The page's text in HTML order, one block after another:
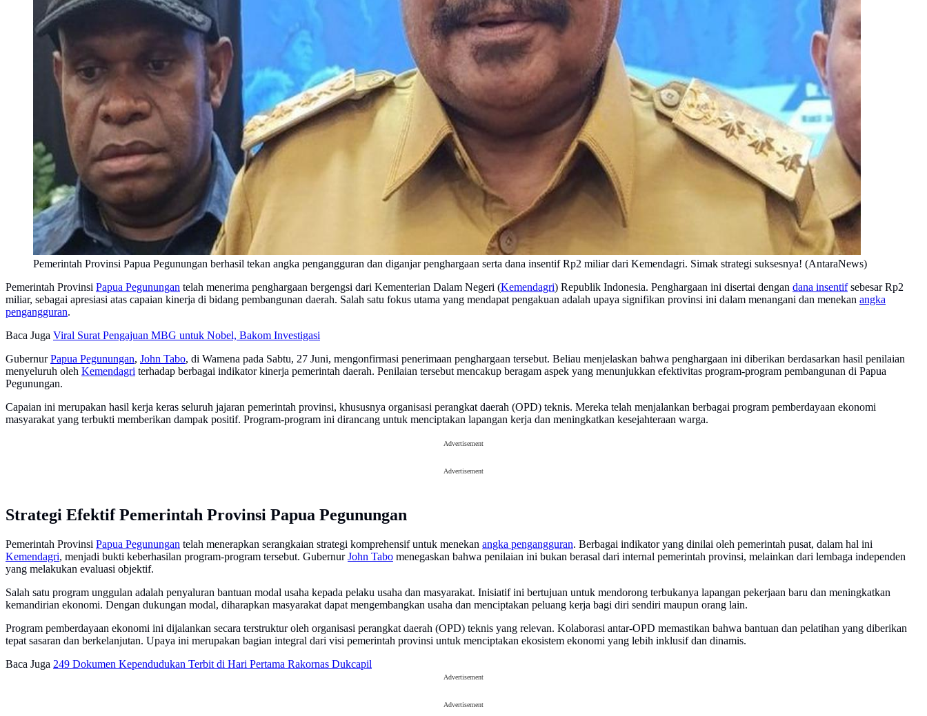
Pemerintah Provinsi Papua Pegunungan berhasil tekan angka pengangguran dan diganjar penghargaan serta dana insentif Rp2 miliar dari Kemendagri. Simak strategi suksesnya! (AntaraNews)
Pemerintah Provinsi Papua Pegunungan telah menerima penghargaan bergengsi dari Kementerian Dalam Negeri (Kemendagri) Republik Indonesia. Penghargaan ini disertai dengan dana insentifsebesar Rp2
miliar, sebagai apresiasi atas capaian kinerja di bidang pembangunan daerah. Salah satu fokus utama yang mendapat pengakuan adalah upaya signifikan provinsi ini dalam menangani dan menekan angka
pengangguran.
Baca Juga Viral Surat Pengajuan MBG untuk Nobel, Bakom Investigasi
GubernurPapua Pegunungan, John Tabo, di Wamena pada Sabtu, 27 Juni, mengonfirmasi penerimaan penghargaan tersebut. Beliau menjelaskan bahwa penghargaan ini diberikan berdasarkan hasil penilaian
menyeluruh oleh Kemendagri terhadap berbagai indikator kinerja pemerintah daerah. Penilaian tersebut mencakup beragam aspek yang menunjukkan efektivitas program-program pembangunan di Papua
Pegunungan.
Capaian ini merupakan hasil kerja keras seluruh jajaran pemerintah provinsi, khususnya organisasi perangkat daerah (OPD) teknis. Mereka telah menjalankan berbagai program pemberdayaan ekonomi
masyarakat yang terbukti memberikan dampak positif. Program-program ini dirancang untuk menciptakan lapangan kerja dan meningkatkan kesejahteraan warga.
Advertisement
Advertisement
Strategi Efektif Pemerintah Provinsi Papua Pegunungan
Pemerintah Provinsi Papua Pegunungan telah menerapkan serangkaian strategi komprehensif untuk menekan angka pengangguran. Berbagai indikator yang dinilai oleh pemerintah pusat, dalam hal ini
Kemendagri, menjadi bukti keberhasilan program-program tersebut. GubernurJohn Tabo menegaskan bahwa penilaian ini bukan berasal dari internal pemerintah provinsi, melainkan dari lembaga independen
yang melakukan evaluasi objektif.
Salah satu program unggulan adalah penyaluran bantuan modal usaha kepada pelaku usaha dan masyarakat. Inisiatif ini bertujuan untuk mendorong terbukanya lapangan pekerjaan baru dan meningkatkan
kemandirian ekonomi. Dengan dukungan modal, diharapkan masyarakat dapat mengembangkan usaha dan menciptakan peluang kerja bagi diri sendiri maupun orang lain.
Program pemberdayaan ekonomi ini dijalankan secara terstruktur oleh organisasi perangkat daerah (OPD) teknis yang relevan. Kolaborasi antar-OPD memastikan bahwa bantuan dan pelatihan yang diberikan
tepat sasaran dan berkelanjutan. Upaya ini merupakan bagian integral dari visi pemerintah provinsi untuk menciptakan ekosistem ekonomi yang lebih inklusif dan dinamis.
Baca Juga 249 Dokumen Kependudukan Terbit di Hari Pertama Rakornas Dukcapil
Advertisement
Advertisement